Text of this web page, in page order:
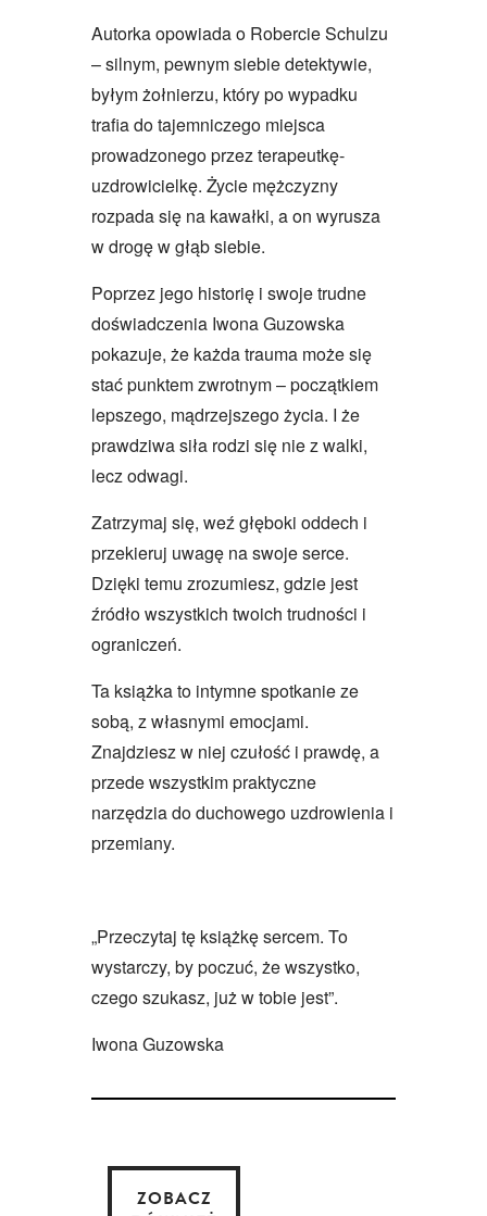
Autorka opowiada o Robercie Schulzu
– silnym, pewnym siebie detektywie,
byłym żołnierzu, który po wypadku
trafia do tajemniczego miejsca
prowadzonego przez terapeutkę-
uzdrowicielkę. Życie mężczyzny
rozpada się na kawałki, a on wyrusza
w drogę w głąb siebie.
Poprzez jego historię i swoje trudne
doświadczenia Iwona Guzowska
pokazuje, że każda trauma może się
stać punktem zwrotnym – początkiem
lepszego, mądrzejszego życia. I że
prawdziwa siła rodzi się nie z walki,
lecz odwagi.
Zatrzymaj się, weź głęboki oddech i
przekieruj uwagę na swoje serce.
Dzięki temu zrozumiesz, gdzie jest
źródło wszystkich twoich trudności i
ograniczeń.
Ta książka to intymne spotkanie ze
sobą, z własnymi emocjami.
Znajdziesz w niej czułość i prawdę, a
przede wszystkim praktyczne
narzędzia do duchowego uzdrowienia i
przemiany.
„Przeczytaj tę książkę sercem. To
wystarczy, by poczuć, że wszystko,
czego szukasz, już w tobie jest”.
Iwona Guzowska
ZOBACZ